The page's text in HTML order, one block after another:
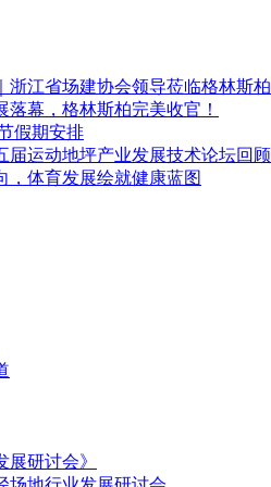
浙江省场建协会领导莅临格林斯
落幕，格林斯柏完美收官！
假期安排
届运动地坪产业发展技术论坛回顾
，体育发展绘就健康蓝图
展研讨会》